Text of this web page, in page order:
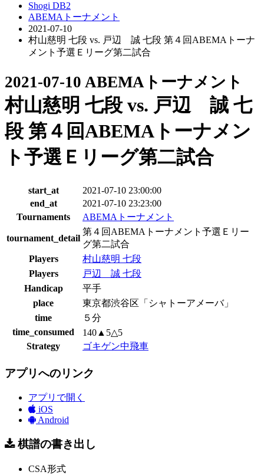
Shogi DB2
ABEMAトーナメント
2021-07-10
村山慈明 七段 vs. 戸辺 誠 七段 第４回ABEMAトーナ
メント予選Ｅリーグ第二試合
2021-07-10 ABEMAトーナメント
村山慈明 七段 vs. 戸辺 誠 七
段 第４回ABEMAトーナメン
ト予選Ｅリーグ第二試合
start_at
2021-07-10 23:00:00
end_at
2021-07-10 23:23:00
Tournaments
ABEMAトーナメント
tournament_detail
第４回ABEMAトーナメント予選Ｅリー
グ第二試合
Players
村山慈明 七段
Players
戸辺 誠 七段
Handicap
平手
place
東京都渋谷区「シャトーアメーバ」
time
５分
time_consumed
140▲5△5
Strategy
ゴキゲン中飛車
アプリへのリンク
アプリで開く
iOS
Android
棋譜の書き出し
CSA形式